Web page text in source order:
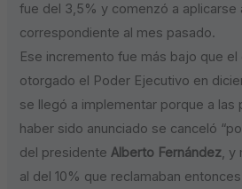
fue del 3,5% y comenzó a aplicarse
correspondiente al mes pasado.
Ese incremento fue más bajo que
otorgado el Poder Ejecutivo en
se llegó a implementar porque a las
haber sido anunciado se canceló
del presidenteAlberto Fernández, y
al del 10% que reclamaban